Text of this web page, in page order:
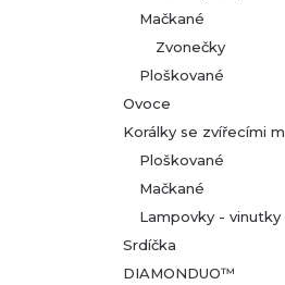
Mačkané
Zvonečky
Ploškované
Ovoce
Korálky se zvířecími
Ploškované
Mačkané
Lampovky - vinutky
Srdíčka
DIAMONDUO™